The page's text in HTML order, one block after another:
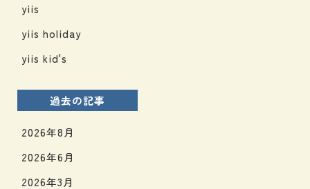
yiis
yiis holiday
yiis kid's
過去の記事
2026年8月
2026年6月
2026年3月